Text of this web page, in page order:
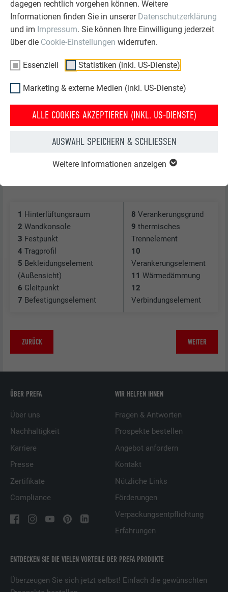
dagegen rechtlich vorgehen können. Weitere
Informationen finden Sie in unserer Datenschutzerklärung
und im Impressum. Sie können Ihre Einwilligung jederzeit
über die Cookie-Einstellungen widerrufen.
Essenziell Statistiken (inkl. US-Dienste)
Marketing & externe Medien (inkl. US-Dienste)
ALLE COOKIES AKZEPTIEREN (INKL. US-DIENSTE)
AUSWAHL SPEICHERN & SCHLIESSEN
Weitere Informationen anzeigen
1 Hinterlüftungsraum
2 Wandkonsole
3 Festpunkt
4 Tragprofil
5 Bekleidungselement
(Außensicht)
6 Gleitpunkt
7 Befestigungselement
8Verankerungsgrund
9 thermisches
Trennelement
10
Verankerungselement
11 Wärmedämmung
12
Verbindungselement
ZURÜCK WEITER
ENTDECKEN SIE DIE VIELEN VORTEILE DER PREFA PRODUKTE
Überzeugen Sie sich jetzt selbst! Einfach die gewünschten
ÜBER PREFA
Über uns
Nachhaltigkeit
Karriere
Presse
Zertifikate
Compliance
WIR HELFEN IHNEN
Fragen & Antworten
Prospekte bestellen
Angebot anfordern
Kontakt
Nützliche Links
Förderungen
Verpackungsentpflichtung
Erfahrungen